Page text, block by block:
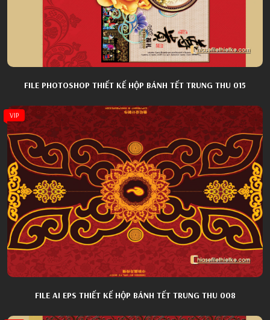
FILE PHOTOSHOP THIẾT KẾ HỘP BÁNH TẾT TRUNG THU 015
VIP
FILE AI EPS THIẾT KẾ HỘP BÁNH TẾT TRUNG THU 008